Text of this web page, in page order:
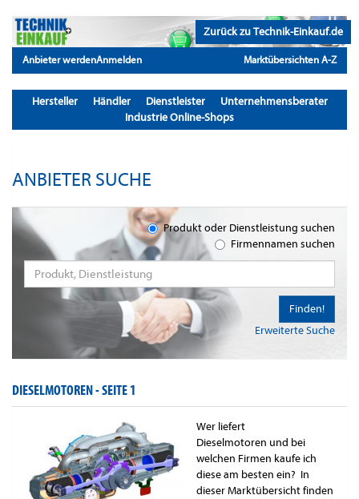
Zurück zu Technik-Einkauf.de
Anbieter werdenAnmelden Marktübersichten A-Z
Hersteller Händler Dienstleister
Unternehmensberater
Industrie Online-Shops
ANBIETER SUCHE
Produkt oder Dienstleistung suchen
Firmennamen suchen
Erweiterte Suche
Finden!
DIESELMOTOREN -SEITE 1
Wer liefert
Dieselmotoren und bei
welchen Firmen kaufe ich
diese am besten ein? In
dieser Marktübersicht finden